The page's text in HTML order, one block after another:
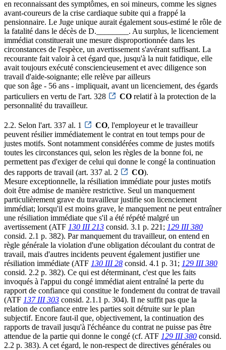
en reconnaissant des symptômes, en soi mineurs, comme les signes
avant-coureurs de la crise cardiaque subite qui a frappé la
pensionnaire. Le Juge unique aurait également sous-estimé le rôle de
la fatalité dans le décès de D.________. Au surplus, le licenciement
immédiat constituerait une mesure disproportionnée dans les
circonstances de l'espèce, un avertissement s'avérant suffisant. La
recourante fait valoir à cet égard que, jusqu'à la nuit fatidique, elle
avait toujours exécuté consciencieusement et avec diligence son
travail d'aide-soignante; elle relève par ailleurs
que son âge - 56 ans - impliquait, avant un licenciement, des égards
particuliers en vertu de l'art. 328
CO relatif à la protection de la
personnalité du travailleur.
2.2. Selon l'art. 337 al. 1 CO, l'employeur et le travailleur
peuvent résilier immédiatement le contrat en tout temps pour de
justes motifs. Sont notamment considérées comme de justes motifs
toutes les circonstances qui, selon les règles de la bonne foi, ne
permettent pas d'exiger de celui qui donne le congé la continuation
des rapports de travail (art. 337 al. 2
CO).
Mesure exceptionnelle, la résiliation immédiate pour justes motifs
doit être admise de manière restrictive. Seul un manquement
particulièrement grave du travailleur justifie son licenciement
immédiat; lorsqu'il est moins grave, le manquement ne peut entraîner
une résiliation immédiate que s'il a été répété malgré un
avertissement (ATF 130 III 213 consid. 3.1 p. 221; 129 III 380
consid. 2.1 p. 382). Par manquement du travailleur, on entend en
règle générale la violation d'une obligation découlant du contrat de
travail, mais d'autres incidents peuvent également justifier une
résiliation immédiate (ATF 130 III 28 consid. 4.1 p. 31; 129 III 380
consid. 2.2 p. 382). Ce qui est déterminant, c'est que les faits
invoqués à l'appui du congé immédiat aient entraîné la perte du
rapport de confiance qui constitue le fondement du contrat de travail
(ATF 137 III 303 consid. 2.1.1 p. 304). Il ne suffit pas que la
relation de confiance entre les parties soit détruite sur le plan
subjectif. Encore faut-il que, objectivement, la continuation des
rapports de travail jusqu'à l'échéance du contrat ne puisse pas être
attendue de la partie qui donne le congé (cf. ATF 129 III 380 consid.
2.2 p. 383). A cet égard, le non-respect de directives générales ou